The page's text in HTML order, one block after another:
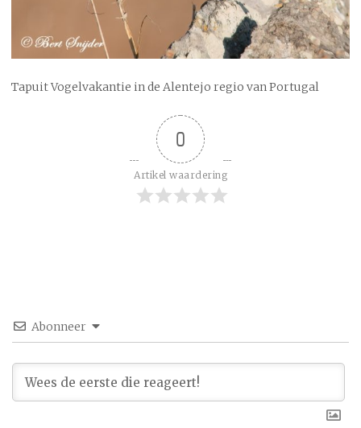
Tapuit Vogelvakantie in de Alentejo regio van Portugal
0
Artikel waardering
Abonneer